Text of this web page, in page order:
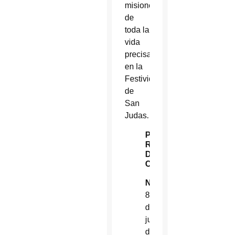
misionero
de
toda la
vida
precisamente
en la
Festividad
de
San
Judas.
P.
Richard
DeTore,
CMF
Nacido:
8
de
julio
de